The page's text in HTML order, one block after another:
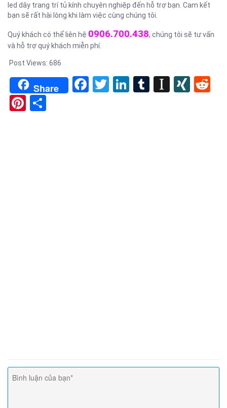
led dây trang trí tủ kính chuyên nghiệp đến hỗ trợ bạn. Cam kết
bạn sẽ rất hài lòng khi làm việc cùng chúng tôi.
Quý khách có thể liên hệ 0906.700.438, chúng tôi sẽ tư vấn
và hỗ trợ quý khách miễn phí.
Post Views: 686
Share Facebook
TwitterLinkedIn
Tumblr
Pinterest